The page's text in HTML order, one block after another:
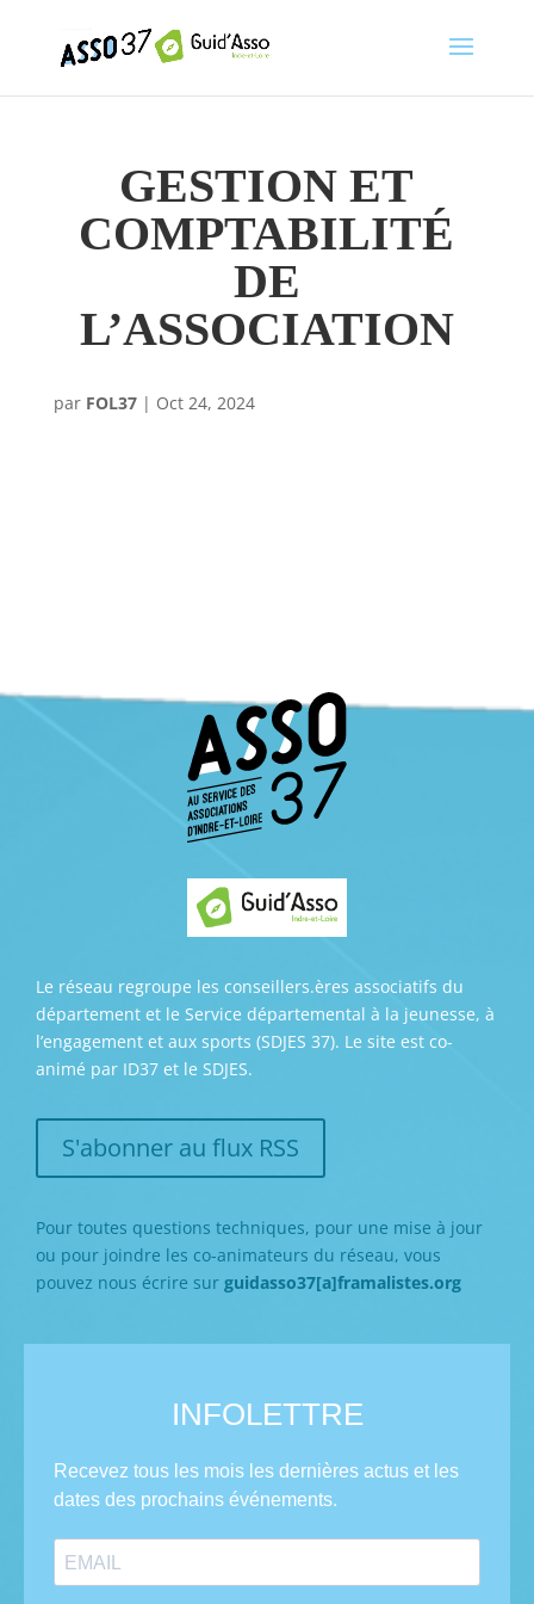
GESTION ET
COMPTABILITÉ
DE
L’ASSOCIATION
par FOL37| Oct 24, 2024
Le réseau regroupe les conseillers.ères associatifs du
département et le Service départemental à la jeunesse, à
l’engagement et aux sports (SDJES 37). Le site est co-
animé par ID37 et le SDJES.
S'abonner au flux RSS
Pour toutes questions techniques, pour une mise à jour
ou pour joindre les co-animateurs du réseau, vous
pouvez nous écrire sur guidasso37[a]framalistes.org